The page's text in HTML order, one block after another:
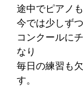
途中でピアノ
今では少しず
コンクールに
なり
毎日の練習も
す。